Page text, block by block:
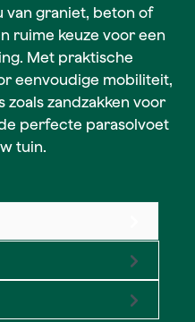
van graniet, beton of
ruime keuze voor een
Met praktische
eenvoudige mobiliteit,
zoals zandzakken voor
perfecte parasolvoet
tuin.